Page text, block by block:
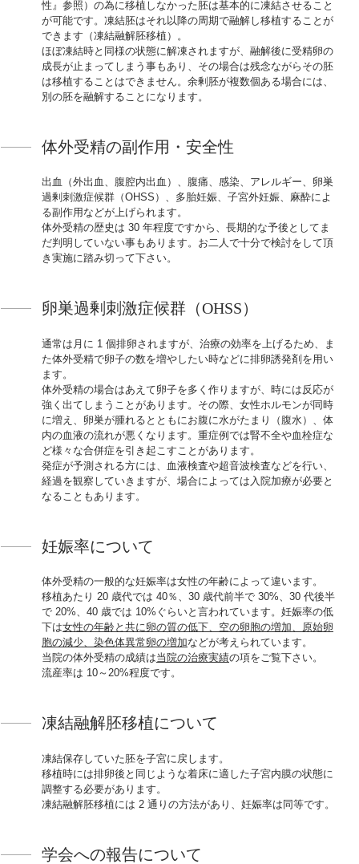
性』参照）の為に移植しなかった胚は基本的に凍結させること
が可能です。凍結胚はそれ以降の周期で融解し移植することが
できます（凍結融解胚移植）。
ほぼ凍結時と同様の状態に解凍されますが、融解後に受精卵の
成長が止まってしまう事もあり、その場合は残念ながらその胚
は移植することはできません。余剰胚が複数個ある場合には、
別の胚を融解することになります。
体外受精の副作用・安全性
出血（外出血、腹腔内出血）、腹痛、感染、アレルギー、卵巣
過剰刺激症候群（OHSS）、多胎妊娠、子宮外妊娠、麻酔によ
る副作用などが上げられます。
体外受精の歴史は 30 年程度ですから、長期的な予後としてま
だ判明していない事もあります。お二人で十分で検討をして頂
き実施に踏み切って下さい。
卵巣過剰刺激症候群（OHSS）
通常は月に 1 個排卵されますが、治療の効率を上げるため、ま
た体外受精で卵子の数を増やしたい時などに排卵誘発剤を用い
ます。
体外受精の場合はあえて卵子を多く作りますが、時には反応が
強く出てしまうことがあります。その際、女性ホルモンが同時
に増え、卵巣が腫れるとともにお腹に水がたまり（腹水）、体
内の血液の流れが悪くなります。重症例では腎不全や血栓症な
ど様々な合併症を引き起こすことがあります。
発症が予測される方には、血液検査や超音波検査などを行い、
経過を観察していきますが、場合によっては入院加療が必要と
なることもあります。
妊娠率について
体外受精の一般的な妊娠率は女性の年齢によって違います。
移植あたり 20 歳代では 40％、30 歳代前半で 30%、30 代後半
で 20%、40 歳では 10%ぐらいと言われています。妊娠率の低
下は女性の年齢と共に卵の質の低下、空の卵胞の増加、原始卵
胞の減少、染色体異常卵の増加などが考えられています。
当院の体外受精の成績は当院の治療実績の項をご覧下さい。
流産率は 10～20%程度です。
凍結融解胚移植について
凍結保存していた胚を子宮に戻します。
移植時には排卵後と同じような着床に適した子宮内膜の状態に
調整する必要があります。
凍結融解胚移植には 2 通りの方法があり、妊娠率は同等です。
学会への報告について